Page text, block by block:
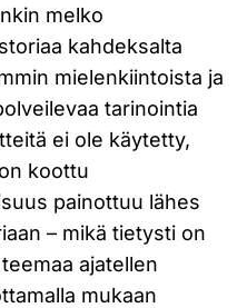
melko
kahdeksalta
mielenkiintoista ja
tarinointia
ei ole käytetty,
koottu
painottuu lähes
– mikä tietysti on
ajatellen
mukaan